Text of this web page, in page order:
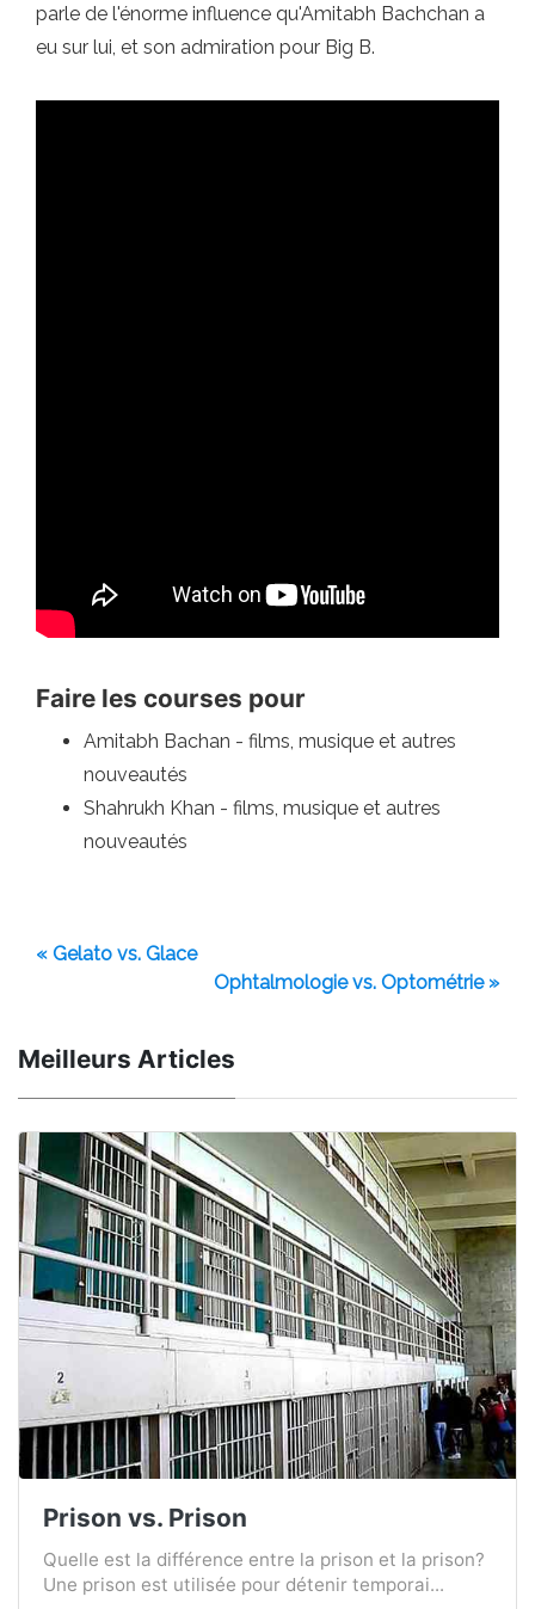
parle de l'énorme influence qu'Amitabh Bachchan a
eu sur lui, et son admiration pour Big B.
Faire les courses pour
Amitabh Bachan - films, musique et autres
nouveautés
Shahrukh Khan - films, musique et autres
nouveautés
« Gelato vs. Glace
Ophtalmologie vs. Optométrie »
Meilleurs Articles
Prison vs. Prison
Quelle est la différence entre la prison et la prison?
Une prison est utilisée pour détenir temporai...